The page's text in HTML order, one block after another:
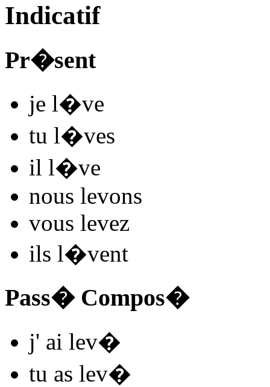
Indicatif
Pr�sent
je l�ve
tu l�ves
il l�ve
nous levons
vous levez
ils l�vent
Pass� Compos�
j' ai lev�
tu as lev�